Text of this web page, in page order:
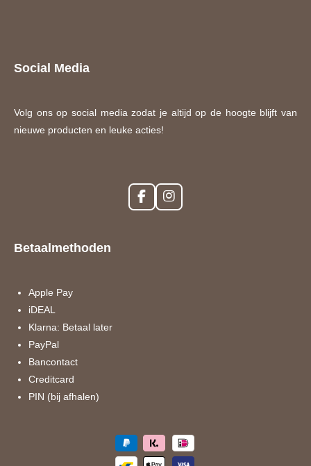
Social Media
Volg ons op social media zodat je altijd op de hoogte blijft van
nieuwe producten en leuke acties!
F
a
I
n
Betaalmethoden
Apple Pay
iDEAL
Klarna: Betaal later
PayPal
Bancontact
Creditcard
PIN (bij afhalen)